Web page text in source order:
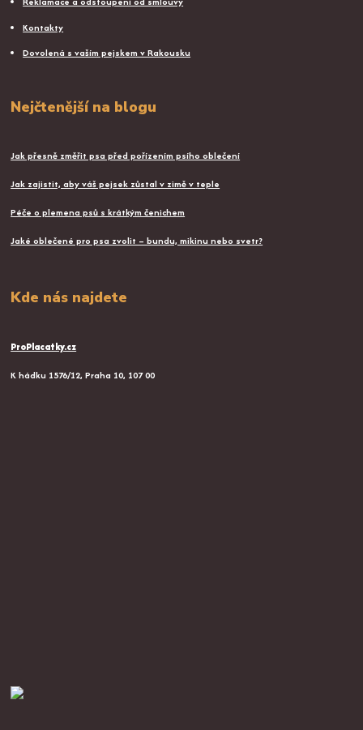
Kontakty
Dovolená s vaším pejskem v Rakousku
Nejčtenější na blogu
Jak přesně změřit psa před pořízením psího oblečení
Jak zajistit, aby váš pejsek zůstal v zimě v teple
Péče o plemena psů s krátkým čenichem
Jaké oblečené pro psa zvolit – bundu, mikinu nebo svetr?
Kde nás najdete
ProPlacatky.cz
K hádku 1576/12, Praha 10, 107 00